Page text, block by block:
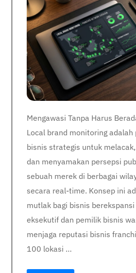
Mengawasi Tanpa Harus
Local brand monitoring
bisnis strategis untuk
dan menyamakan persepsi
sebuah merek di berbagai
secara real-time. Konsep ini
mutlak bagi bisnis berekspansi
eksekutif dan pemilik bisnis
menjaga reputasi bisnis
100 lokasi …